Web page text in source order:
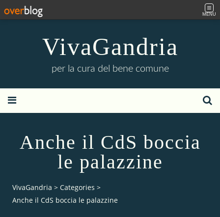
MENU
VivaGandria
per la cura del bene comune
Anche il CdS boccia
le palazzine
VivaGandria > Categories >
Anche il CdS boccia le palazzine